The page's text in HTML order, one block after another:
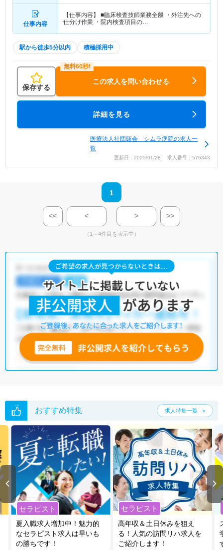
仕事内容
【仕事内容】 ■臨床検査技師業務全般 ・外注先への
仕分け作業 ・院内検査項目の…
駅から徒歩5分以内 積極採用中
保存する
この求人を問い合わせる
詳細を見る
医療法人社団曙会 シムラ病院の求人一
覧
更新日：2025/01/28 求人番号：576343
1
<< < > >>
（1～4件目を表示中）
おすすめ特集 求人特集一覧
セラピスト
夏入職求人増加中！魅力的
なセラピスト求人は早いも
の勝ちです！
セラピスト
高年収＆土日休みを狙え
る！人気の訪問リハ求人を
ご紹介します！